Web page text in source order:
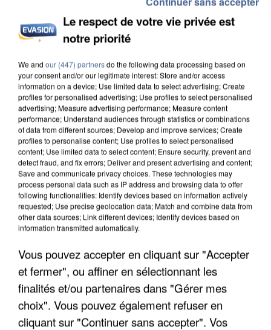
APRÈS TOUTES CES CANICULES, LES REFUGES
DE FAUNE SAUVAGE SONT...
L’UN DES FONDATEURS SUPPOSÉS DE LA DZ
MAFIA INTERPELLÉ EN ALGÉRIE
Le respect de votre vie privée est
notre priorité
We and our (447) partnersdo the following data processing based on
your consent and/or our legitimate interest: Store and/or access
information on a device; Use limited data to select advertising; Create
profiles for personalised advertising; Use profiles to select personalised
advertising; Measure advertising performance; Measure content
performance; Understand audiences through statistics or combinations
of data from different sources; Develop and improve services; Create
profiles to personalise content; Use profiles to select personalised
content; Use limited data to select content; Ensure security, prevent and
detect fraud, and fix errors; Deliver and present advertising and content;
Save and communicate privacy choices. These technologies may
process personal data such as IP address and browsing data to offer
following functionalities: Identify devices based on information actively
requested; Use precise geolocation data; Match and combine data from
other data sources; Link different devices; Identify devices based on
information transmitted automatically.
Vous pouvez accepter en cliquant sur "Accepter
et fermer", ou affiner en sélectionnant les
finalités et/ou partenaires dans "Gérer mes
choix". Vous pouvez également refuser en
cliquant sur "Continuer sans accepter". Vos